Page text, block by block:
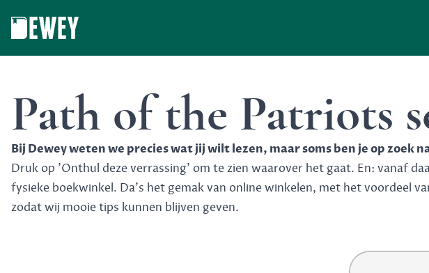
Path of the Patriots
Bij Dewey weten we precies wat jij wilt lezen, maar soms ben je op zoek
Druk op 'Onthul deze verrassing' om te zien waarover het gaat. En: vanaf
fysieke boekwinkel. Da's het gemak van online winkelen, met het voordeel
zodat wij mooie tips kunnen blijven geven.